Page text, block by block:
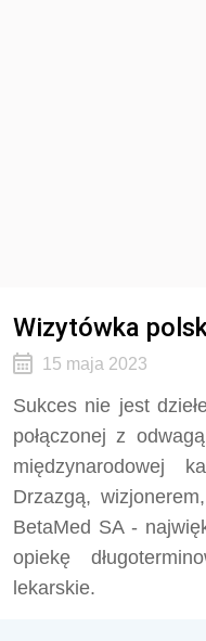
Wizytówka
15 maja 2023
Sukces nie jest
połączonej z
międzynarodowej
Drzazgą,
BetaMed SA -
opiekę
lekarskie.